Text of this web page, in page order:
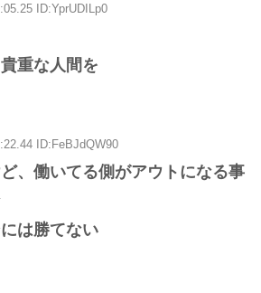
ID:YprUDILp0
重な人間を
ID:FeBJdQW90
、働いてる側がアウトになる事
は勝てない